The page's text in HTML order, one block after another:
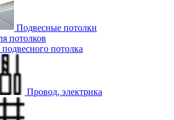
Подвесные потолки
потолков
потолка
Провод, электрика